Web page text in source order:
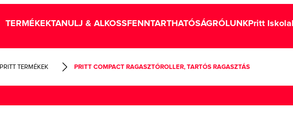
TERMÉKEKTANULJ & ALKOSSFENNTARTHATÓSÁGRÓLUNKPritt
PRITT TERMÉKEK PRITT COMPACT RAGASZTÓROLLER, TARTÓS RAGASZTÁS